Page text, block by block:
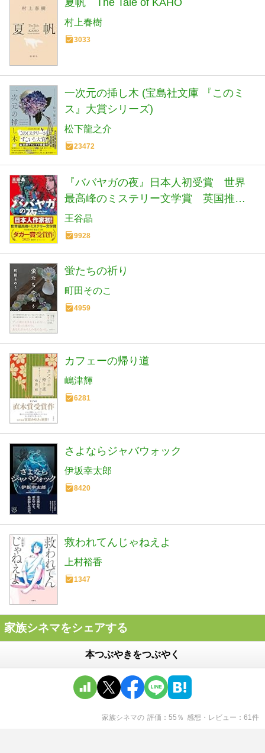
村上春樹
3033
一次元の挿し木 (宝島社文庫 『このミ
ス』大賞シリーズ)
松下龍之介
23472
『ババヤガの夜』日本人初受賞 世界
最高峰のミステリー文学賞 英国推理
作家協会賞(ダガー賞） (河出文庫 お 46-
1)
王谷晶
9928
蛍たちの祈り
町田そのこ
4959
カフェーの帰り道
嶋津輝
6281
さよならジャバウォック
伊坂幸太郎
8420
救われてんじゃねえよ
上村裕香
1347
家族シネマをシェアする
本つぶやきをつぶやく
家族シネマの 評価 55 ％ 感想・レビュー 61 件